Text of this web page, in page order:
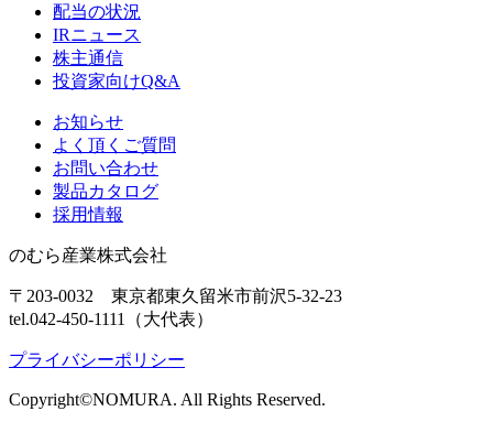
配当の状況
IRニュース
株主通信
投資家向けQ&A
お知らせ
よく頂くご質問
お問い合わせ
製品カタログ
採用情報
のむら産業株式会社
〒203-0032 東京都東久留米市前沢5-32-23
tel.042-450-1111（大代表）
プライバシーポリシー
Copyright©NOMURA. All Rights Reserved.